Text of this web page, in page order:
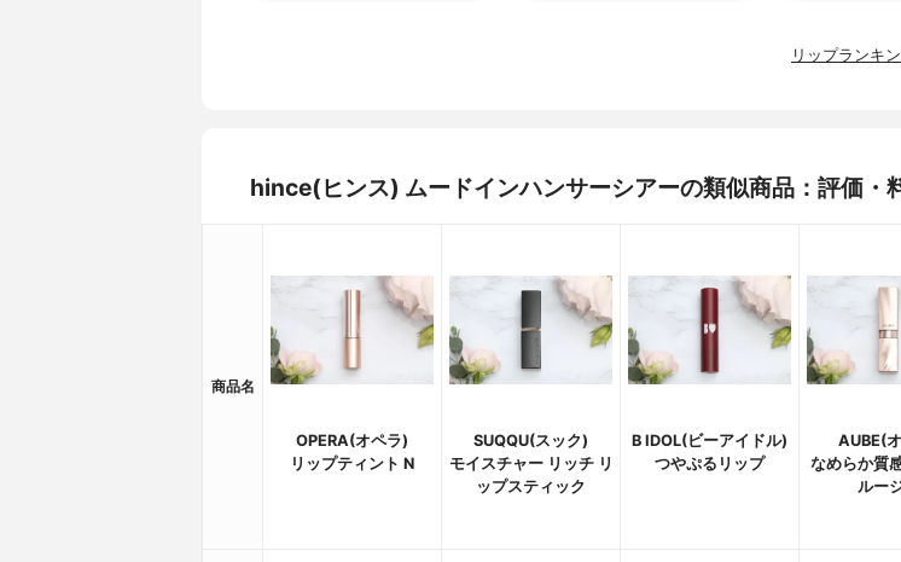
リップランキ
hince(ヒンス) ムードインハンサーシアーの類似商品：評価・
商品名
OPERA(オペラ)
リップティント N
SUQQU(スック)
モイスチャー リッチ リ
ップスティック
B IDOL(ビーアイドル)
つやぷるリップ
AUBE(
なめらか質
ルー